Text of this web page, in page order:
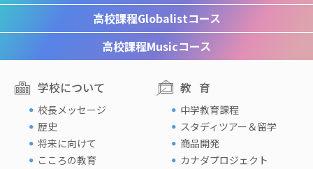
高校課程Globalistコース
高校課程Musicコース
学校について
校長メッセージ
歴史
将来に向けて
こころの教育
教育
中学教育課程
スタディツアー＆留学
商品開発
カナダプロジェクト